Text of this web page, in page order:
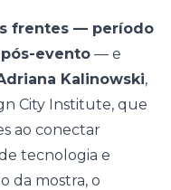
frentes — período
evento — e
Kalinowski,
City Institute, que
ao conectar
tecnologia e
da mostra, o